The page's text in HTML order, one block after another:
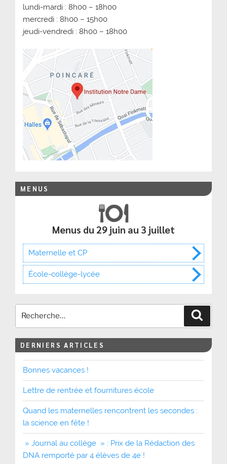
lundi-mardi : 8h00 – 18h00
mercredi : 8h00 – 15h00
jeudi-vendredi : 8h00 – 18h00
MENUS
Menus du 29 juin au 3 juillet
Maternelle et CP
École-collège-lycée
DERNIERS ARTICLES
Bonnes vacances !
Lettre de rentrée et fournitures école
Quand les maternelles rencontrent les secondes :
la science en fête !
» Journal au collège » : Prix de la Rédaction des
DNA remporté par 4 élèves de 4e !